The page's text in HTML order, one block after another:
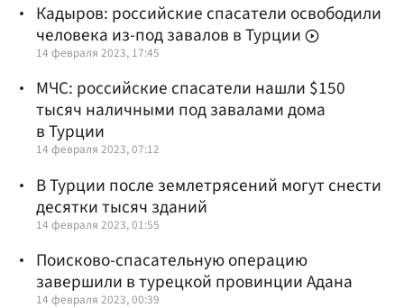
Кадыров: российские спасатели освободили
человека из-под завалов в Турции
14 февраля 2023, 17:45
МЧС: российские спасатели нашли $150
тысяч наличными под завалами дома
в Турции
14 февраля 2023, 07:12
В Турции после землетрясений могут снести
десятки тысяч зданий
14 февраля 2023, 01:55
Поисково-спасательную операцию
завершили в турецкой провинции Адана
14 февраля 2023, 00:39